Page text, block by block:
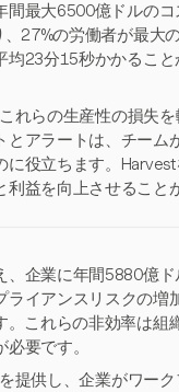
最大6500億ドルの
27%の労働者が最大
23分15秒かかるこ
れらの生産性の損失
アラートは、チーム
役立ちます。Harvest
益を向上させること
企業に年間5880億
イアンスリスクの増
。これらの非効率は組
要です。
提供し、企業がワー